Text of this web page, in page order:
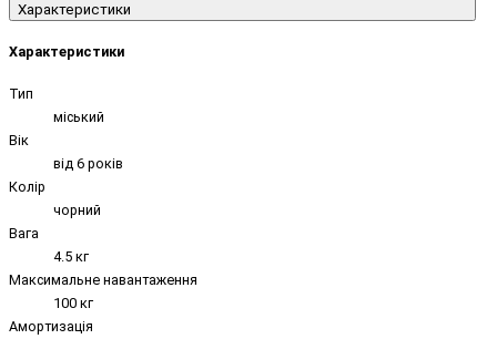
Характеристики
Характеристики
Тип
міський
Вік
від 6 років
Колір
чорний
Вага
4.5 кг
Максимальне навантаження
100 кг
Амортизація